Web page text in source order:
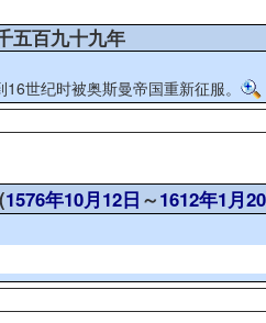
五百九十九年
世纪时被奥斯曼帝国重新征服。
1576年10月12日 ～1612年1月